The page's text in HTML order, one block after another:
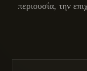
περιουσία, την